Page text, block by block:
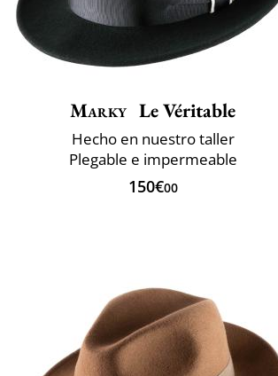
Marky Le Véritable
Hecho en nuestro taller
Plegable e impermeable
150€00